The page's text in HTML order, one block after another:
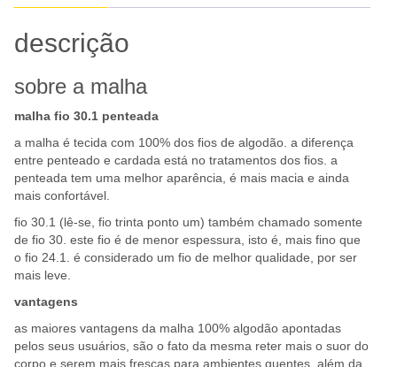
descrição
sobre a malha
malha fio 30.1 penteada
a malha é tecida com 100% dos fios de algodão. a diferença
entre penteado e cardada está no tratamentos dos fios. a
penteada tem uma melhor aparência, é mais macia e ainda
mais confortável.
fio 30.1 (lê-se, fio trinta ponto um) também chamado somente
de fio 30. este fio é de menor espessura, isto é, mais fino que
o fio 24.1. é considerado um fio de melhor qualidade, por ser
mais leve.
vantagens
as maiores vantagens da malha 100% algodão apontadas
pelos seus usuários, são o fato da mesma reter mais o suor do
corpo e serem mais frescas para ambientes quentes, além da